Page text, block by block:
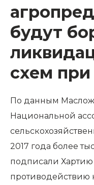
будут
схем
По данным
Национальной
2017 года более
подписали
противодействию